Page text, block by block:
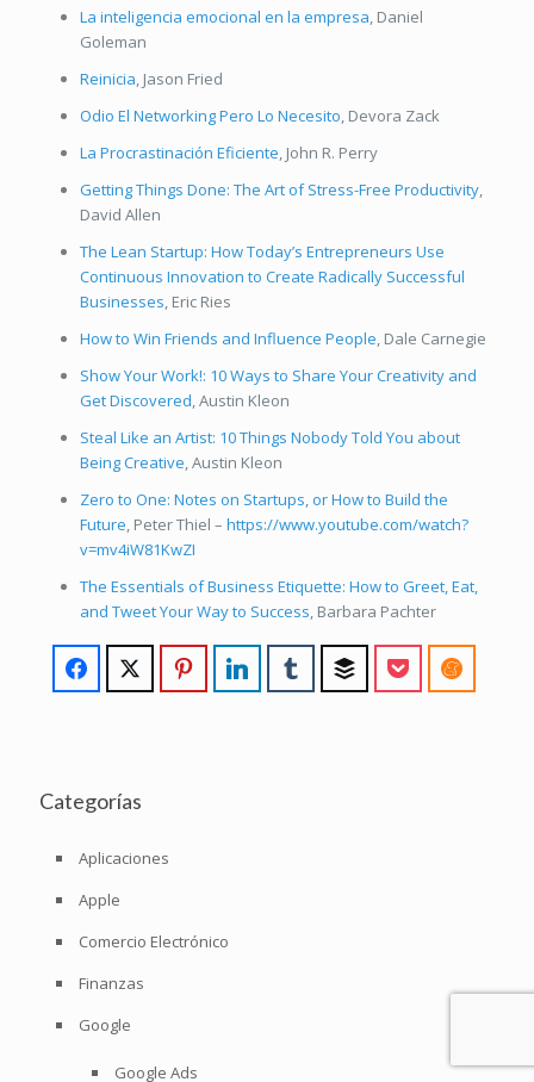
La inteligencia emocional en la empresa , Daniel
Goleman
Reinicia , Jason Fried
Odio El Networking Pero Lo Necesito , Devora Zack
La Procrastinación Eficiente , John R. Perry
Getting Things Done: The Art of Stress-Free Productivity,
David Allen
The Lean Startup: How Today’s Entrepreneurs Use
Continuous Innovation to Create Radically Successful
Businesses , Eric Ries
How to Win Friends and Influence People , Dale Carnegie
Show Your Work!: 10 Ways to Share Your Creativity and
Get Discovered , Austin Kleon
Steal Like an Artist: 10 Things Nobody Told You about
Being Creative , Austin Kleon
Zero to One: Notes on Startups, or How to Build the
Future , Peter Thiel – https://www.youtube.com/watch?
v=mv4iW81KwZI
The Essentials of Business Etiquette: How to Greet, Eat,
and Tweet Your Way to Success , Barbara Pachter
Categorías
Aplicaciones
Apple
Comercio Electrónico
Finanzas
Google
Google Ads